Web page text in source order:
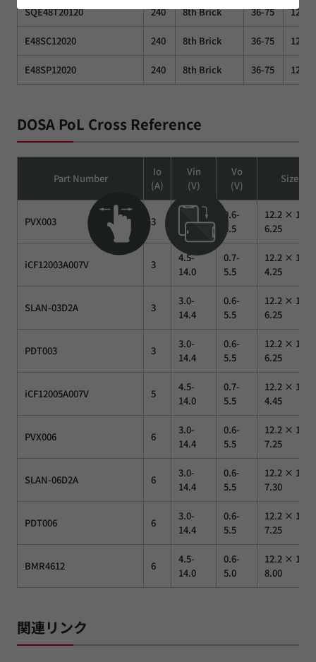
SQE48T20120 240 8th Brick 36-75 12
E48SC12020 240 8th Brick 36-75 12
E48SP12020 240 8th Brick 36-75 12
DOSA PoL Cross Reference
Part Number
Io
(A)
Vin
(V)
Vo
(V)
PVX003 3
14.4
0.6-
5.5
12.2 ×
6.25
iCF12003A007V 3
4.5-
14.0
0.7-
5.5
12.2 ×
4.25
SLAN-03D2A 3
3.0-
14.4
0.6-
5.5
12.2 ×
6.25
PDT003 3
3.0-
14.4
0.6-
5.5
12.2 ×
6.25
iCF12005A007V 5
4.5-
14.0
0.7-
5.5
12.2 ×
4.45
PVX006 6
3.0-
14.4
0.6-
5.5
12.2 ×
7.25
SLAN-06D2A 6
3.0-
14.4
0.6-
5.5
12.2 ×
7.30
PDT006 6
3.0-
14.4
0.6-
5.5
12.2 ×
7.25
BMR4612 6
4.5-
14.0
0.6-
5.0
12.2 ×
8.00
関連リンク